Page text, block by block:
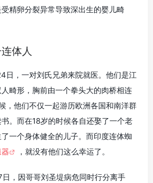
精卵分裂异常导致深出生的婴儿畸
体人
日，一对刘氏兄弟来院就医。他们是江
畸形，胸前由一个拳头大的肉桥相连
，他们不仅一起游历欧洲各国和南洋群
。而在18岁的时候各自还娶了一个老
一个身体健全的儿子。而印度连体蜘
，就没有他们这么幸运了。
，因哥哥刘圣堤病危同时行分离手